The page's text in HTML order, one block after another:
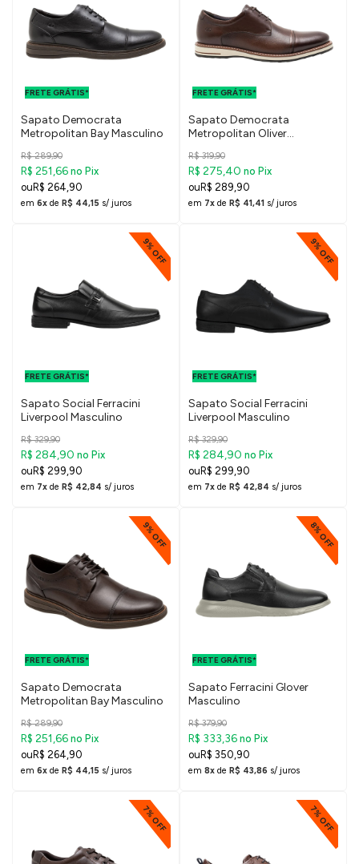
FRETE GRÁTIS*
Sapato Democrata
Metropolitan Bay Masculino
R$ 289,90
R$ 251,66 no Pix
R$ 264,90
em 6x de R$ 44,15 s/ juros
FRETE GRÁTIS*
Sapato Democrata
Metropolitan Oliver
R$ 319,90
R$ 275,40 no Pix
R$ 289,90
em 7x de R$ 41,41 s/ juros
9% OFF
FRETE GRÁTIS*
Sapato Social Ferracini
Liverpool Masculino
R$ 329,90
R$ 284,90 no Pix
R$ 299,90
em 7x de R$ 42,84 s/ juros
9% OFF
FRETE GRÁTIS*
Sapato Social Ferracini
Liverpool Masculino
R$ 329,90
R$ 284,90 no Pix
R$ 299,90
em 7x de R$ 42,84 s/ juros
9% OFF
FRETE GRÁTIS*
Sapato Democrata
Metropolitan Bay Masculino
R$ 289,90
R$ 251,66 no Pix
R$ 264,90
em 6x de R$ 44,15 s/ juros
8% OFF
FRETE GRÁTIS*
Sapato Ferracini Glover
Masculino
R$ 379,90
R$ 333,36 no Pix
R$ 350,90
em 8x de R$ 43,86 s/ juros
7% OFF 7% OFF